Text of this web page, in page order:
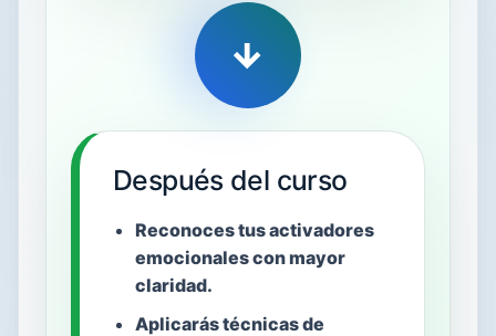
→
Después del curso
Reconoces tus activadores
emocionales con mayor
claridad.
Aplicarás técnicas de